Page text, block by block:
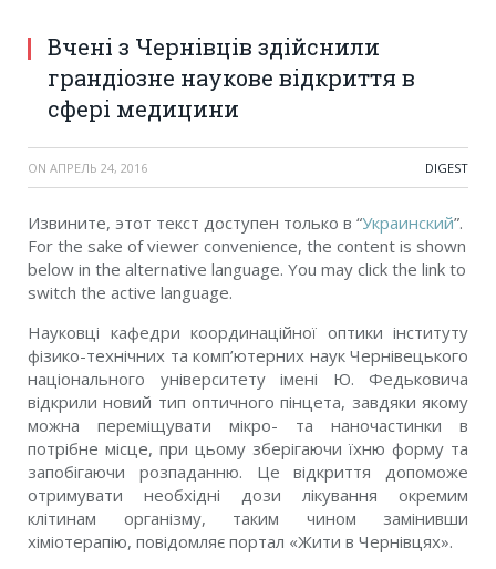
Вчені з Чернівців здійснили
грандіозне наукове відкриття в
сфері медицини
ON АПРЕЛЬ 24, 2016 DIGEST
Извините, этот текст доступен только в “Украинский”.
For the sake of viewer convenience, the content is shown
below in the alternative language. You may click the link to
switch the active language.
Науковці кафедри координаційної оптики інституту
фізико-технічних та комп’ютерних наук Чернівецького
національного університету імені Ю. Федьковича
відкрили новий тип оптичного пінцета, завдяки якому
можна переміщувати мікро- та наночастинки в
потрібне місце, при цьому зберігаючи їхню форму та
запобігаючи розпаданню. Це відкриття допоможе
отримувати необхідні дози лікування окремим
клітинам організму, таким чином замінивши
хіміотерапію, повідомляє портал «Жити в Чернівцях».